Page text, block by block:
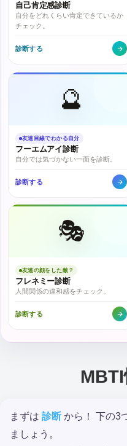
自己肯定感診断
自分をどれくらい肯定できているか
チェック。
診断する
🔮
友達目線でわかる自分
フーエムアイ診断
自分では気づかない一面を診断。
診断する
🎭
友達の顔をした敵？
フレネミー診断
人間関係の違和感をチェック。
診断する
まずは 診断 から！ 下の3
ましょう。